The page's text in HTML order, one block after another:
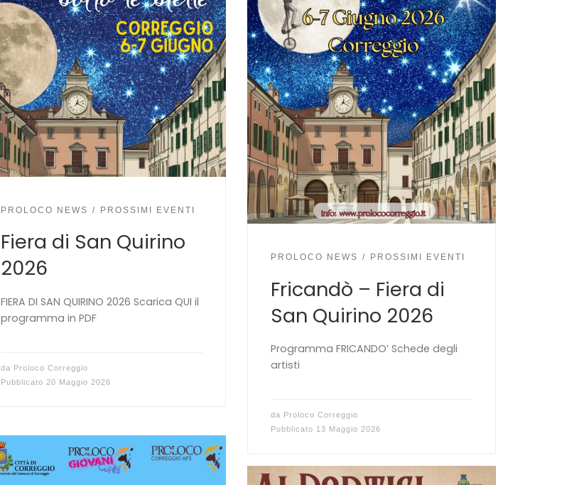
PROLOCO NEWS PROSSIMI EVENTI
Fiera di San Quirino
2026
FIERA DI SAN QUIRINO 2026 Scarica QUI il
programma in PDF
da Proloco Correggio
Pubblicato 20 Maggio 2026
PROLOCO NEWS PROSSIMI EVENTI
Fricandò – Fiera di
San Quirino 2026
Programma FRICANDO’ Schede degli
artisti
da Proloco Correggio
Pubblicato 13 Maggio 2026